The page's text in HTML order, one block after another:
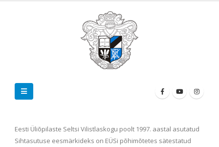
Eesti Üliõpilaste Seltsi Vilistlaskogu poolt 1997. aastal asutatud
Sihtasutuse eesmärkideks on EÜSi põhimõtetes sätestatud